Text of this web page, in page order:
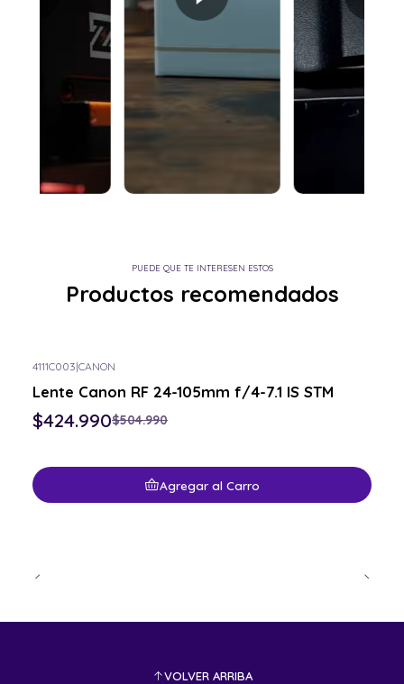
PUEDE QUE TE INTERESEN ESTOS
Productos recomendados
4111C003|CANON
Lente Canon RF 24-105mm f/4-7.1 IS STM
$424.990$504.990
Agregar al Carro
VOLVER ARRIBA